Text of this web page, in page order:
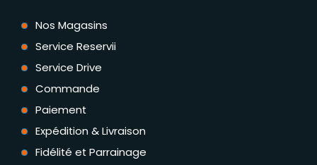
Nos Magasins
Service Reservii
Service Drive
Commande
Paiement
Expédition & Livraison
Fidélité et Parrainage